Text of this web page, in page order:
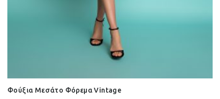
Φούξια Μεσάτο Φόρεμα Vintage